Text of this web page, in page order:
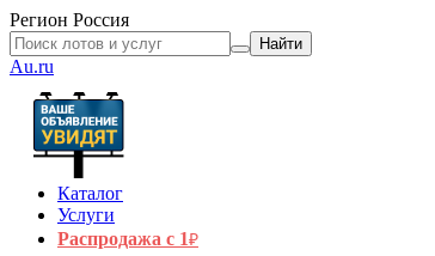
Регион Россия
Найти
Au.ru
Каталог
Услуги
Распродажа с 1₽